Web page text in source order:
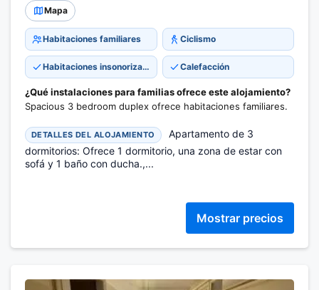
Mapa
Habitaciones familiares Ciclismo
Habitaciones insonorizadas Calefacción
¿Qué instalaciones para familias ofrece este alojamiento?
Spacious 3 bedroom duplex ofrece habitaciones familiares.
DETALLES DEL ALOJAMIENTO
Apartamento de 3
dormitorios: Ofrece 1 dormitorio, una zona de estar con
sofá y 1 baño con ducha.,...
Mostrar precios